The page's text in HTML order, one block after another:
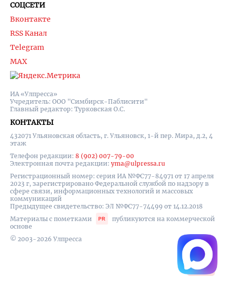
ИА «Улпресса»
Учредитель: ООО "Симбирск-Паблисити"
Главный редактор: Турковская О.С.
КОНТАКТЫ
432071 Ульяновская область, г. Ульяновск, 1-й пер. Мира, д.2, 4
этаж
Телефон редакции: 8 (902) 007-79-00
Электронная почта редакции: yma@ulpressa.ru
Регистрационный номер: серия ИА №ФС77-84971 от 17 апреля
2023 г, зарегистрировано Федеральной службой по надзору в
сфере связи, информационных технологий и массовых
коммуникаций
Предыдущее свидетельство: ЭЛ №ФС77-74499 от 14.12.2018
Материалы с пометками
публикуются на коммерческой
основе
© 2003-2026 Улпресса
СОЦСЕТИ
Вконтакте
RSS Канал
Telegram
MAX